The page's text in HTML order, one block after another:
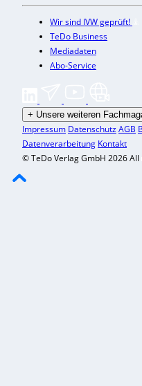
Wir sind IVW geprüft!
TeDo Business
Mediadaten
Abo-Service
+ Unsere weiteren
Impressum DatenschutzAGB
Datenverarbeitung Kontakt
© TeDo Verlag GmbH 2026